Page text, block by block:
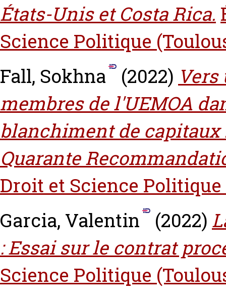
États-Unis et Costa Rica.
Science Politique
Fall, Sokhna
(2022)
membres de l'UEMOA
blanchiment de capitaux
Quarante
Droit et Science Politique
Garcia, Valentin
(2022)
: Essai sur le contrat
Science Politique